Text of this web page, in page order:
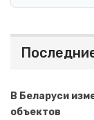
В Беларуси
объектов